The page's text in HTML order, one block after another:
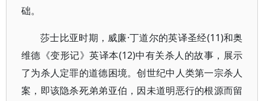
础。
莎士比亚时期，威廉·丁道尔的英译圣经(11)和奥
维德《变形记》英译本(12)中有关杀人的故事，展示
了为杀人定罪的道德困境。创世纪中人类第一宗杀人
案，即该隐杀死弟弟亚伯，因未道明恶行的根源而留